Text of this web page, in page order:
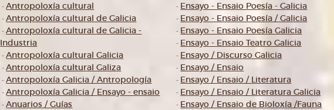
-Antropoloxía cultural
-Antropoloxía cultural de Galicia
-Antropoloxía cultural de Galicia -
Industria
-Antropoloxía cultural Galicia
-Antropoloxía cultural Galiza
-Antropoloxía Galicia / Antropología
-Antropoloxía Galicia / Ensayo - ensaio
-Anuarios / Guías
- Ensayo - Ensaio Poesía - Galicia
- Ensayo - Ensaio Poesía / Galicia
- Ensayo - Ensaio Poesía Galicia
- Ensayo - Ensaio Teatro Galicia
- Ensayo / Discurso Galicia
- Ensayo / Ensaio
- Ensayo / Ensaio / Literatura
- Ensayo / Ensaio / Literatura Galicia
- Ensayo / Ensaio de Bioloxía /Fauna